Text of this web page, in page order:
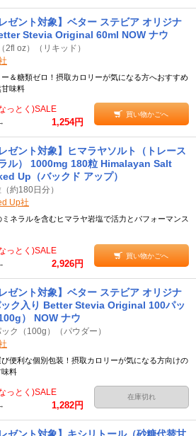
レゼント対象】ベター ステビア オリジナ
Stevia Original 60ml NOW ナウ
2fl oz）（リキッド）
ー＆糖類ゼロ！摂取カロリーが気になる方へおすすめ
味料
っとく)SALE
1,254円
買い物かごへ
レゼント対象】ヒマラヤソルト（トレース
ル） 1000mg 180粒 Himalayan Salt
Up（バックド アップ）
約180日分）
Up社
ミネラルを含むヒマラヤ岩塩で活力とパフォーマンス
っとく)SALE
2,926円
買い物かごへ
レゼント対象】ベター ステビア オリジナ
ック入り Better Stevia Original 100パッ
） NOW ナウ
ク（100g）（パウダー）
便利な個別包装！摂取カロリーが気になる方向けの
味料
っとく)SALE
1,282円
在庫切れ